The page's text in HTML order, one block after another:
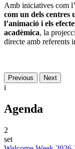
Amb iniciatives com
com un dels centres
l’animació i els
acadèmica, la
directe amb referents
Previous Next
i
Agenda
2
set